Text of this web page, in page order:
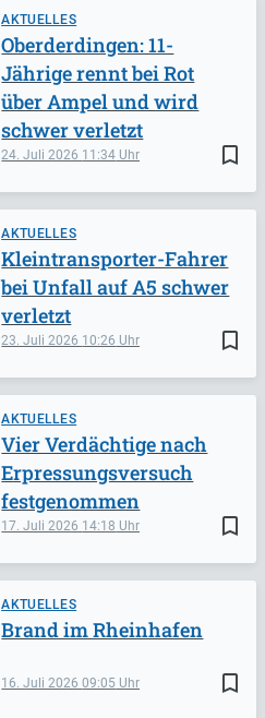
AKTUELLES
bookmark_border
24. Juli 2026 11:34
Oberderdingen: 11-
Jährige rennt bei Rot
über Ampel und wird
schwer verletzt
AKTUELLES
bookmark_border
23. Juli 2026 10:26
Kleintransporter-Fahrer
bei Unfall auf A5 schwer
verletzt
AKTUELLES
bookmark_border
17. Juli 2026 14:18
Vier Verdächtige nach
Erpressungsversuch
festgenommen
AKTUELLES
bookmark_border
16. Juli 202609:05
Brand im Rheinhafen